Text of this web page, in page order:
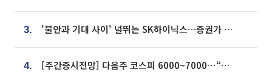
3. '불안과 기대 사이' 널뛰는 SK하이닉스…증권가 "HBM4·LTA 기반 펀터멘털 견고"
4. [주간증시전망] 다음주 코스피 6000~7000⋯“外人 수급은 정책이 변수”